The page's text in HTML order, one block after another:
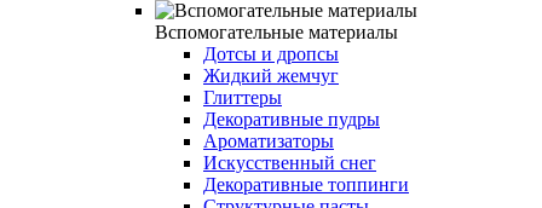
Вспомогательные материалы
Дотсы и дропсы
Жидкий жемчуг
Глиттеры
Декоративные пудры
Ароматизаторы
Искусственный снег
Декоративные топпинги